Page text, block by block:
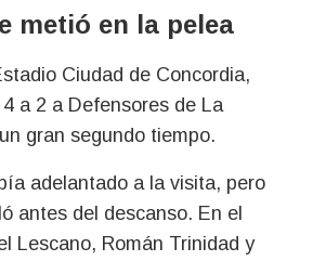
metió en la pelea
Ciudad de Concordia,
a 2 a Defensores de La
gran segundo tiempo.
adelantado a la visita, pero
antes del descanso. En el
Lescano, Román Trinidad y